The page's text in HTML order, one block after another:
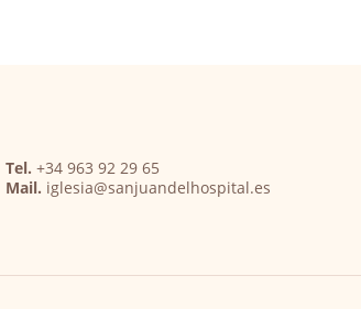
Tel. +34 963 92 29 65
Mail. iglesia@sanjuandelhospital.es